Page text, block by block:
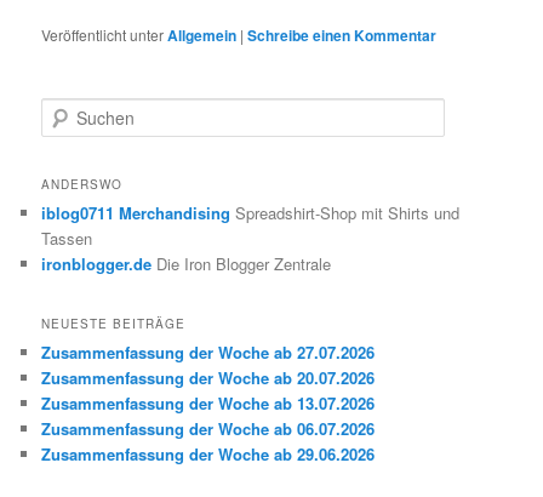
Veröffentlicht unterAllgemein |Schreibe einen Kommentar
u
h
n
ANDERSWO
iblog0711 Merchandising Spreadshirt-Shop mit Shirts und
Tassen
ironblogger.de Die Iron Blogger Zentrale
NEUESTE BEITRÄGE
Zusammenfassung der Woche ab 27.07.2026
Zusammenfassung der Woche ab 20.07.2026
Zusammenfassung der Woche ab 13.07.2026
Zusammenfassung der Woche ab 06.07.2026
Zusammenfassung der Woche ab 29.06.2026